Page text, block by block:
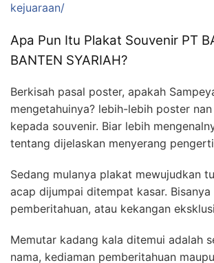
kejuaraan/
Apa Pun Itu Plakat Souvenir PT
BANTEN SYARIAH?
Berkisah pasal poster, apakah
mengetahuinya? lebih-lebih poster
kepada souvenir. Biar lebih
tentang dijelaskan menyerang
Sedang mulanya plakat mewujudkan
acap dijumpai ditempat kasar. Bisanya
pemberitahuan, atau kekangan
Memutar kadang kala ditemui adalah
nama, kediaman pemberitahuan